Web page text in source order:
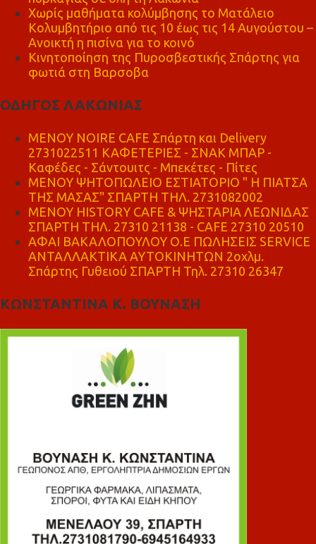
Χωρίς μαθήματα κολύμβησης το Ματάλειο
Κολυμβητήριο από τις 10 έως τις 14 Αυγούστου –
Ανοικτή η πισίνα για το κοινό
Κινητοποίηση της Πυροσβεστικής Σπάρτης για
φωτιά στη Βαρσοβα
ΟΔΗΓΟΣ ΛΑΚΩΝΙΑΣ
MENOY NOIRE CAFE Σπάρτη και Delivery
2731022511 ΚΑΦΕΤΕΡΙΕΣ - ΣΝΑΚ ΜΠΑΡ -
Καφέδες - Σάντουιτς - Μπεκέτες - Πίτες
ΜΕΝΟΥ ΨΗΤΟΠΩΛΕΙΟ ΕΣΤΙΑΤΟΡΙΟ " Η ΠΙΑΤΣΑ
ΤΗΣ ΜΑΣΑΣ" ΣΠΑΡΤΗ ΤΗΛ. 2731082002
ΜΕΝΟΥ HISTORY CAFE & ΨΗΣΤΑΡΙΑ ΛΕΩΝΙΔΑΣ
ΣΠΑΡΤΗ ΤΗΛ. 27310 21138 - CAFE 27310 20510
ΑΦΑΙ ΒΑΚΑΛΟΠΟΥΛΟΥ Ο.Ε ΠΩΛΗΣΕΙΣ SERVICE
ΑΝΤΑΛΛΑΚΤΙΚΑ ΑΥΤΟΚΙΝΗΤΩΝ 2οχλμ.
Σπάρτης Γυθειού ΣΠΑΡΤΗ Τηλ. 27310 26347
ΚΩΝΣΤΑΝΤΙΝΑ Κ. ΒΟΥΝΑΣΗ